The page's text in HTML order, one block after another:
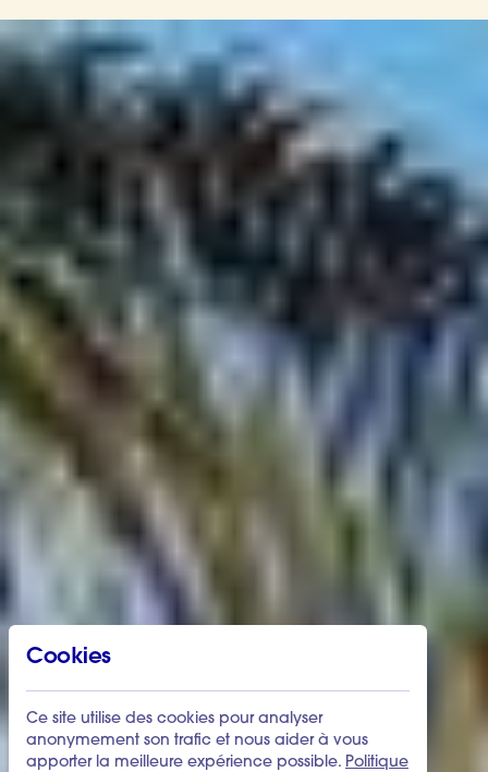
Cookies
Ce site utilise des cookies pour analyser
anonymement son trafic et nous aider à vous
apporter la meilleure expérience possible. Politique